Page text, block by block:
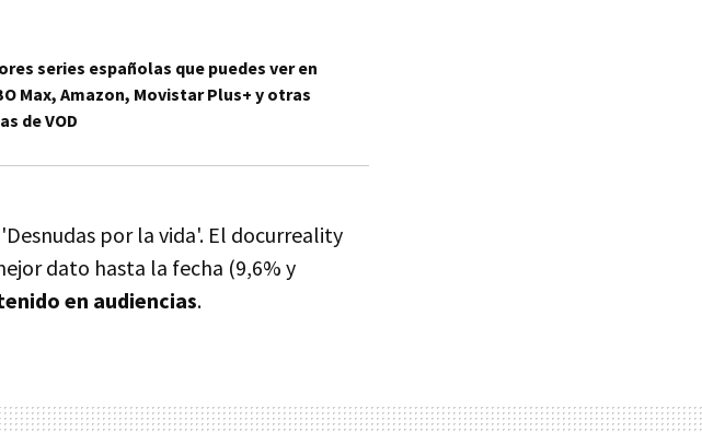
series españolas que puedes ver en
Max, Amazon, Movistar Plus+ y otras
de VOD
por la vida'. El docurreality
dato hasta la fecha (9,6% y
en audiencias.